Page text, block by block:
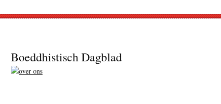
Footer
Boeddhistisch Dagblad